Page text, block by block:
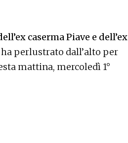
caserma Piave e dell’ex
perlustrato dall’alto per
mattina, mercoledì 1°